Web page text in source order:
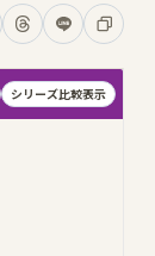
でシェア
Threadsでシェア
LINEでシェ
コピー
シリーズ比較表示